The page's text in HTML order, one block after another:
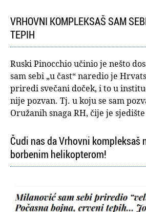
VRHOVNI KOMPLEKSAŠ SAM
TEPIH
Ruski Pinocchio učinio je nešto
sam sebi „u čast“ naredio je
priredi svečani doček, i to u
nije pozvan. Tj. u koju se sam
Oružanih snaga RH, čije je
Čudi nas da Vrhovni kompleksaš
borbenim helikopterom!